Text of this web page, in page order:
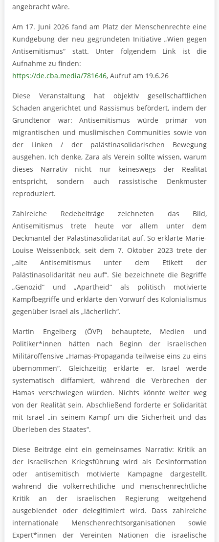
angebracht wäre.
Am 17. Juni 2026 fand am Platz der Menschenrechte eine
Kundgebung der neu gegründeten Initiative „Wien gegen
Antisemitismus“ statt. Unter folgendem Link ist die
Aufnahme zu finden:
https://de.cba.media/781646, Aufruf am 19.6.26
Diese Veranstaltung hat objektiv gesellschaftlichen
Schaden angerichtet und Rassismus befördert, indem der
Grundtenor war: Antisemitismus würde primär von
migrantischen und muslimischen Communities sowie von
der Linken / der palästinasolidarischen Bewegung
ausgehen. Ich denke, Zara als Verein sollte wissen, warum
dieses Narrativ nicht nur keineswegs der Realität
entspricht, sondern auch rassistische Denkmuster
reproduziert.
Zahlreiche Redebeiträge zeichneten das Bild,
Antisemitismus trete heute vor allem unter dem
Deckmantel der Palästinasolidarität auf. So erklärte Marie-
Louise Weissenböck, seit dem 7. Oktober 2023 trete der
„alte Antisemitismus unter dem Etikett der
Palästinasolidarität neu auf“. Sie bezeichnete die Begriffe
„Genozid“ und „Apartheid“ als politisch motivierte
Kampfbegriffe und erklärte den Vorwurf des Kolonialismus
gegenüber Israel als „lächerlich“.
Martin Engelberg (ÖVP) behauptete, Medien und
Politiker*innen hätten nach Beginn der israelischen
Militäroffensive „Hamas-Propaganda teilweise eins zu eins
übernommen“. Gleichzeitig erklärte er, Israel werde
systematisch diffamiert, während die Verbrechen der
Hamas verschwiegen würden. Nichts könnte weiter weg
von der Realität sein. Abschließend forderte er Solidarität
mit Israel „in seinem Kampf um die Sicherheit und das
Überleben des Staates“.
Diese Beiträge eint ein gemeinsames Narrativ: Kritik an
der israelischen Kriegsführung wird als Desinformation
oder antisemitisch motivierte Kampagne dargestellt,
während die völkerrechtliche und menschenrechtliche
Kritik an der israelischen Regierung weitgehend
ausgeblendet oder delegitimiert wird. Dass zahlreiche
internationale Menschenrechtsorganisationen sowie
Expert*innen der Vereinten Nationen die israelische